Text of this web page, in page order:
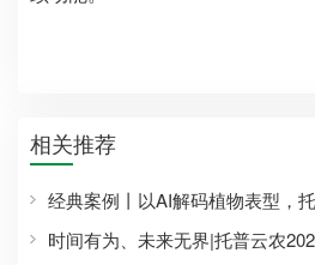
相关推荐